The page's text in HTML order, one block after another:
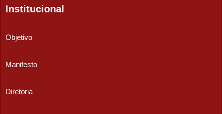
Institucional
Objetivo
Manifesto
Diretoria